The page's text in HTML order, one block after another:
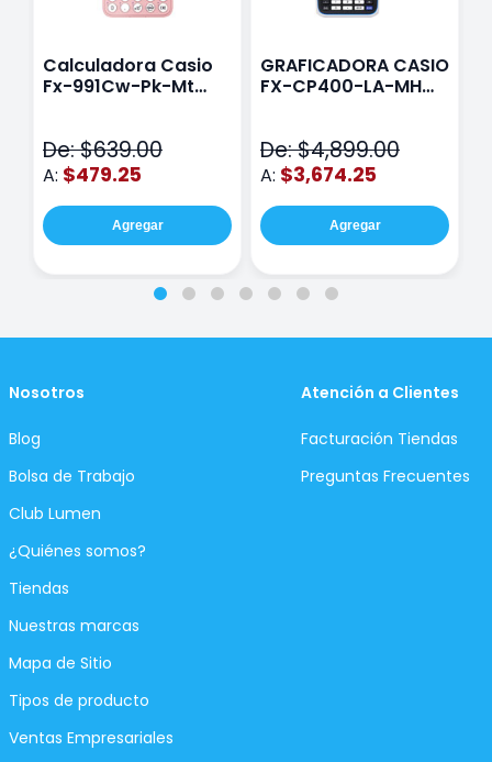
Calculadora Casio
Fx-991Cw-Pk-Mt
De: $639.00
A: $479.25
Agregar
GRAFICADORA CASIO
FX-CP400-LA-MH
De: $4,899.00
A: $3,674.25
Agregar
Nosotros
Blog
Bolsa de Trabajo
Club Lumen
¿Quiénes somos?
Tiendas
Nuestras marcas
Mapa de Sitio
Tipos de producto
Ventas Empresariales
Atención a Clientes
Facturación Tiendas
Preguntas Frecuentes